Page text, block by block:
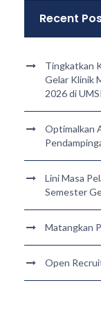
Recent
Tingkatkan
Gelar Klinik
2026 di
Optimalkan
Lini Masa
Semester
Matangkan
Open